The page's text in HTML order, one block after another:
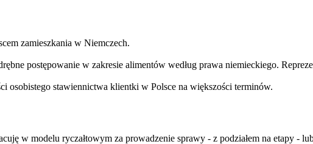
zamieszkania w Niemczech.
postępowanie w zakresie alimentów według prawa niemieckiego.
osobistego stawiennictwa klientki w Polsce na większości terminów.
w modelu ryczałtowym za prowadzenie sprawy - z podziałem na etapy -